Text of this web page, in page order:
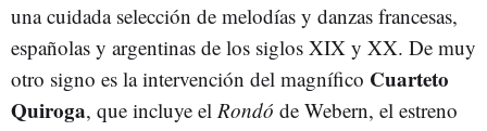
una cuidada selección de melodías y danzas francesas,
españolas y argentinas de los siglos XIX y XX. De muy
otro signo es la intervención del magnífico Cuarteto
Quiroga, que incluye el Rondó de Webern, el estreno